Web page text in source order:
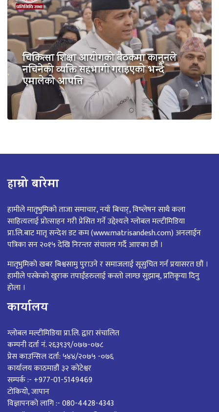
चिकित्सा शिक्षा आयोगको बैठकमा कानुनले
नचिनेको व्यक्ति सहभागी गराइएको भन्दै
एमालेको आपत्ति
हाम्रो बारेमा
हामीले मातृभुमिको ताजा समाचार, नयाँ बिचार्, विष्लेषन साथै कला
साहित्यलाई प्रोत्साहन गरी प्रेसित गर्ने उद्देश्यले ग्लोबल मल्टीमिडिया
प्रा.लि.बाट मातृ सन्देश डट कम (www.matrisandesh.com) अनलाईन
पत्रिका सन २०१५ देखि निरन्तर संचालन गर्दै आएका छौं ।
मातृभुमिको खबर बिश्वसामु पुराउने र समाजलाई सूसुचित गर्न प्रयासरत छौं ।
हामीले पस्केको खुराक तपाईंहरुलाई कस्तो लाग्छ सुझाब्, प्रतिकृया दिनु
होला ।
कार्यालय
ग्लोबल मल्टीमिडिया प्रा.लि. द्वारा संचालित
कम्पनी दर्ता नं. २६३९३९/०७७-०७८
प्रेस काउन्सिल दर्ता: ५४४/२०७५ -०७६
कार्यालय काठमाडौं ३२ कोटेश्वर
सम्पर्क :- +977-01-5149469
टोकियो, जापान
विज्ञापनको लागि :- 080-4428-4343